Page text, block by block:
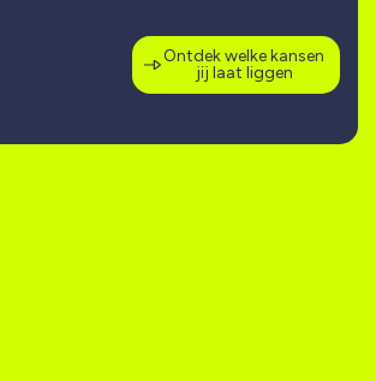
Ontdek welke kansen
jij laat liggen